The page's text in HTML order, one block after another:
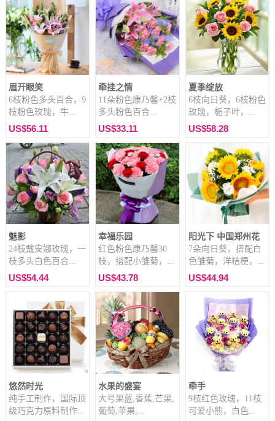
眉开眼笑
6枝粉色多头百合，9
枝粉色玫瑰，牛...
US$56.11
牵挂之情
11朵粉色康乃馨+2枝
多头粉色百合...
US$33.11
夏季绽放
6枝向日葵，6枝粉色
玫瑰，栀子叶，...
US$58.28
魅影
24枝戴安娜玫瑰，一
枝多头白色百合...
US$54.44
幸福乐园
红色粉色康乃馨30
枝，搭配小雏菊，...
US$43.78
阳光下 中国郑州花
7朵向日葵，搭配白
色雏菊，洋桔梗，...
US$44.94
悠然时光
纯手工制作，国际顶
级巧克力原料制作...
水果的盛宴
大号果蓝,香蕉,芒果,
葡萄,苹果,...
牵手
9枝红色玫瑰，11枝
可爱小熊，白色...